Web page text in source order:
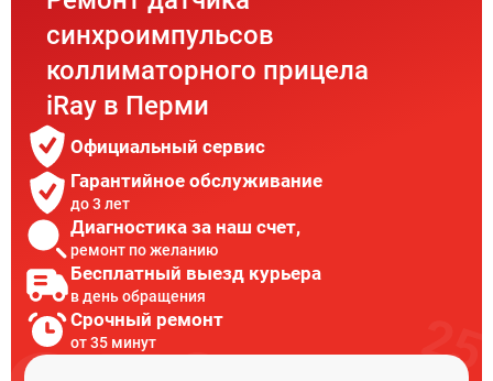
синхроимпульсов
коллиматорного прицела
iRay в Перми
Официальный сервис
Гарантийное обслуживание
до 3 лет
Диагностика за наш счет,
ремонт по желанию
Бесплатный выезд курьера
в день обращения
Срочный ремонт
от 35 минут